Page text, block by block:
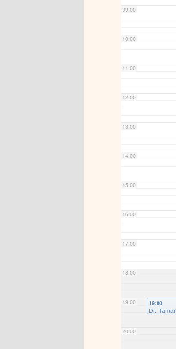
09:00
10:00
11:00
12:00
13:00
14:00
15:00
16:00
17:00
18:00
19:00
20:00
19:00
Dr.